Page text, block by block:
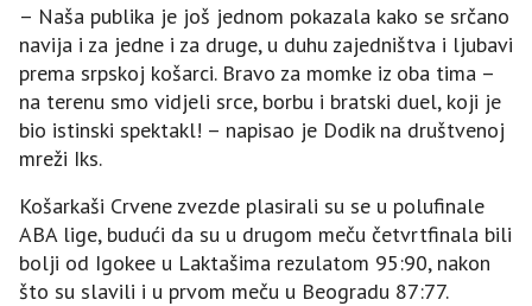
– Naša publika je još jednom pokazala kako se srčano
navija i za jedne i za druge, u duhu zajedništva i ljubavi
prema srpskoj košarci. Bravo za momke iz oba tima –
na terenu smo vidjeli srce, borbu i bratski duel, koji je
bio istinski spektakl! – napisao je Dodik na društvenoj
mreži Iks.
Košarkaši Crvene zvezde plasirali su se u polufinale
ABA lige, budući da su u drugom meču četvrtfinala bili
bolji od Igokee u Laktašima rezulatom 95:90, nakon
što su slavili i u prvom meču u Beogradu 87:77.